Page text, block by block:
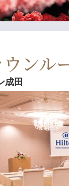
ンル
成田